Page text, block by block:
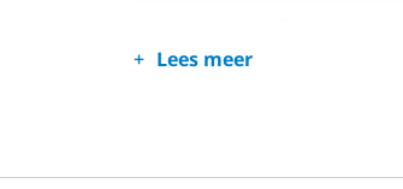
Waterdichtheid; 5 ATM
Lees meer